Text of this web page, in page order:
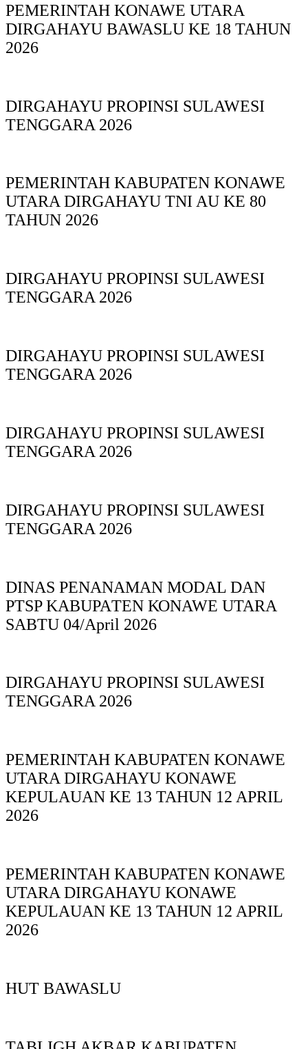
PEMERINTAH KONAWE UTARA
DIRGAHAYU BAWASLU KE 18 TAHUN
2026
DIRGAHAYU PROPINSI SULAWESI
TENGGARA 2026
PEMERINTAH KABUPATEN KONAWE
UTARA DIRGAHAYU TNI AU KE 80
TAHUN 2026
DIRGAHAYU PROPINSI SULAWESI
TENGGARA 2026
DIRGAHAYU PROPINSI SULAWESI
TENGGARA 2026
DIRGAHAYU PROPINSI SULAWESI
TENGGARA 2026
DIRGAHAYU PROPINSI SULAWESI
TENGGARA 2026
DINAS PΕΝΑΝΑΜAN MODAL DAN
PTSP KABUPAΤΕΝ ΚΟNAWE UTARA
SABTU 04/April 2026
DIRGAHAYU PROPINSI SULAWESI
TENGGARA 2026
PEMERINTAH KABUPATEN KONAWE
UTARA DIRGAHAYU KONAWE
KEPULAUAN KE 13 TAHUN 12 APRIL
2026
PEMERINTAH KABUPATEN KONAWE
UTARA DIRGAHAYU KONAWE
KEPULAUAN KE 13 TAHUN 12 APRIL
2026
HUT BAWASLU